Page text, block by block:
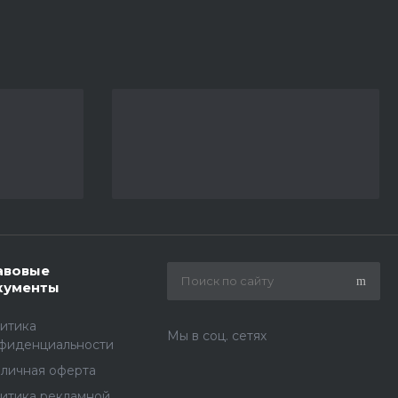
оферта
Мы в соц. сетях